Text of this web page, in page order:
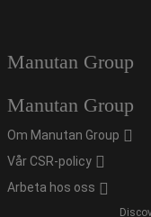
Manutan Group
Manutan Group
Om Manutan Group
Vår CSR-policy
Arbeta hos oss